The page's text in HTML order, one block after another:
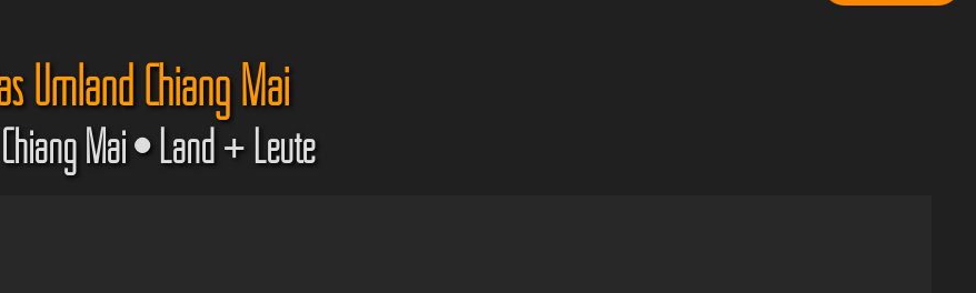
Umland Chiang Mai
Mai • Land + Leute